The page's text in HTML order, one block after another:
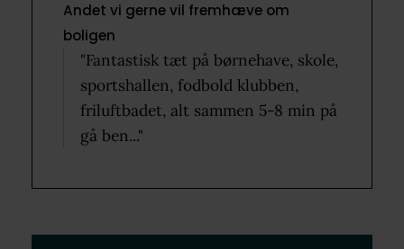
Andet vi gerne vil fremhæve om
boligen
"Fantastisk tæt på børnehave, skole,
sportshallen, fodbold klubben,
friluftbadet, alt sammen 5-8 min på
gå ben..."